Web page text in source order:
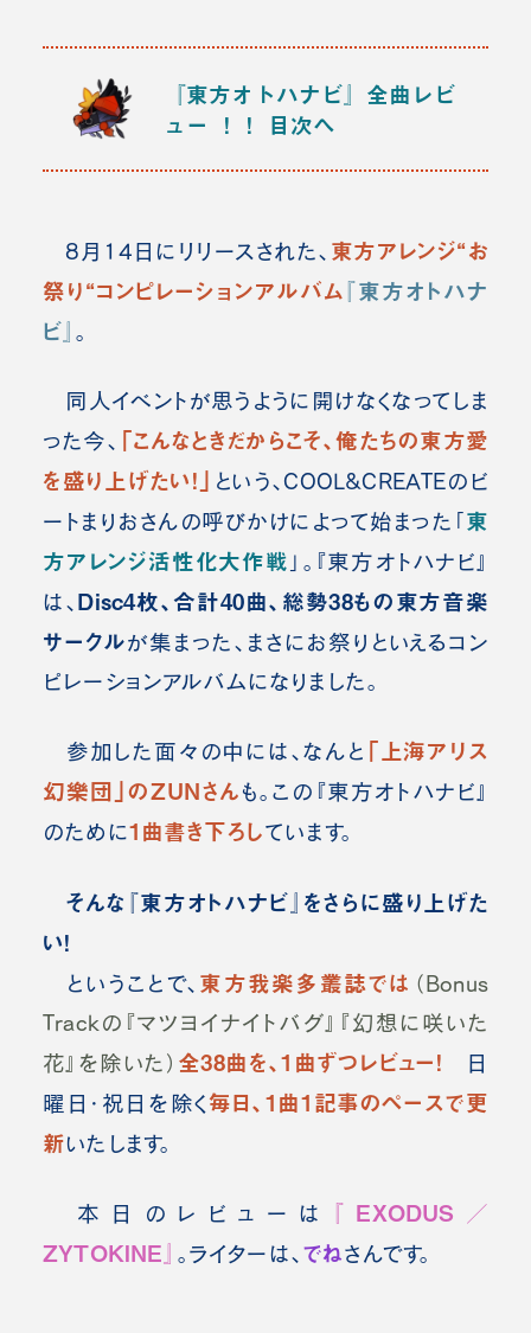
『東方オトハナビ』全曲レビ
ュー ！！
目次へ
8月14日にリリースされた、 東方アレンジ“お
祭り“コンピレーションアルバム『東方オトハナ
ビ』 。
同人イベントが思うように開けなくなってしま
った今、 「こんなときだからこそ、俺たちの東方愛
を盛り上げたい！」 という、COOL&CREATEのビ
ートまりおさんの呼びかけによって始まった「 東
方アレンジ活性化大作戦 」。『東方オトハナビ』
は、 Disc4枚、合計40曲、総勢38もの東方音楽
サークルが集まった、まさにお祭りといえるコン
ピレーションアルバムになりました。
参加した面々の中には、なんと 「上海アリス
幻樂団」のZUNさん も。 この『東方オトハナビ』
のために1曲書き下ろしています。
そんな『東方オトハナビ』をさらに盛り上げた
い！
ということで、 東方我楽多叢誌では （Bonus
Trackの『マツヨイナイトバグ』『幻想に咲いた
花』を除いた） 全38曲を、1曲ずつレビュー！ 日
曜日・祝日を除く毎日、1曲1記事のペースで更
新いたします。
本日のレビューは
『EXODUS／
ZYTOKINE』 。ライターは、 でねさんです。